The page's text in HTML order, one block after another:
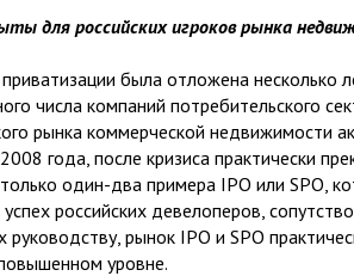
для российских игроков рынка
была отложена несколько
числа компаний потребительского
рынка коммерческой недвижимости
года, после кризиса практически
один-два примера IPO или SPO,
российских девелоперов,
рынок IPO и SPO
уровне.